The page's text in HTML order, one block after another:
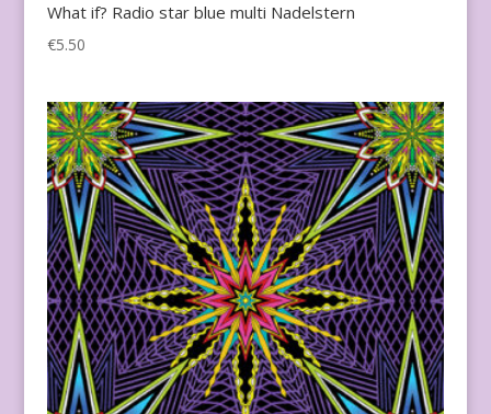
What if? Radio star blue multi Nadelstern
€5.50